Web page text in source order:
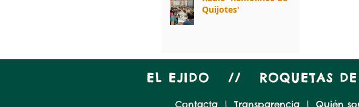
Quijotes'
EL EJIDO // ROQUETAS
Contacta |Transparencia | Quién